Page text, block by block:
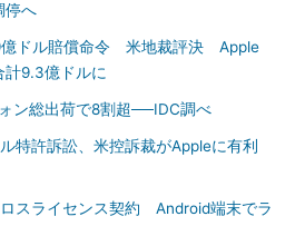
停へ
億ドル賠償命令 米地裁評決 Apple
計9.3億ドルに
ン総出荷で8割超──IDC調べ
特許訴訟、米控訴裁がAppleに有利
スライセンス契約 Android端末でラ